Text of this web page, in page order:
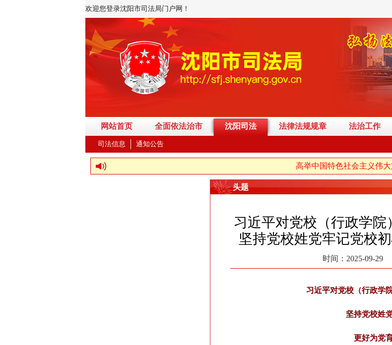
欢迎您登录沈阳市司法局门户网！
网站首页 全面依法治市 沈阳司法 法律法规规章 法治工作
司法信息 通知公告
高举中国特色社会主义伟大
头题
习近平对党校（行政学院
坚持党校姓党牢记党校
时间：2025-09-
习近平对党校（行政学
坚持党校姓
更好为党